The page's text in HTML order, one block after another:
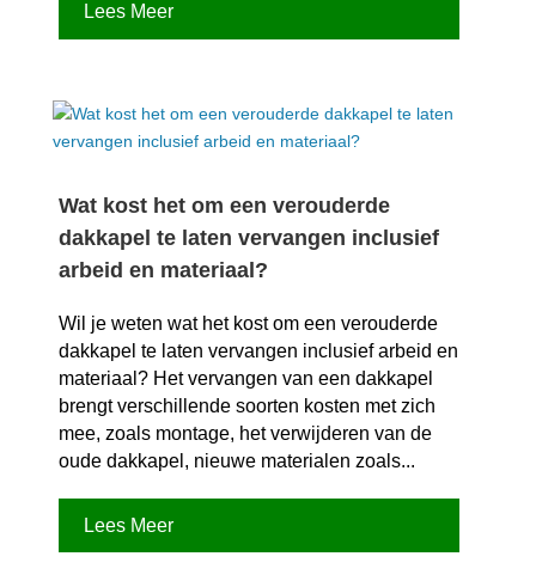
Lees Meer
Wat kost het om een verouderde
dakkapel te laten vervangen inclusief
arbeid en materiaal?
Wil je weten wat het kost om een verouderde
dakkapel te laten vervangen inclusief arbeid en
materiaal? Het vervangen van een dakkapel
brengt verschillende soorten kosten met zich
mee, zoals montage, het verwijderen van de
oude dakkapel, nieuwe materialen zoals...
Lees Meer